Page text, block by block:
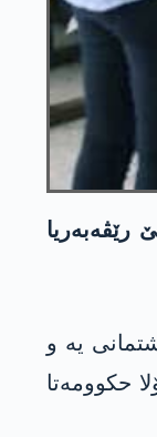
رێڤەبەریا
یە و
حکوومەتا